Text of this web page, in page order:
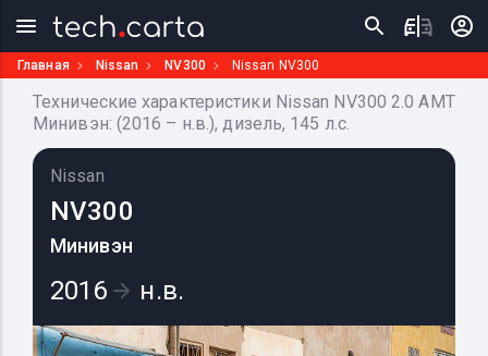
Главная Nissan NV300 Nissan NV300
Технические характеристики Nissan NV300 2.0 AMT
Минивэн: (2016 – н.в.), дизель, 145 л.с.
Nissan
NV300
Минивэн
2016 н.в.